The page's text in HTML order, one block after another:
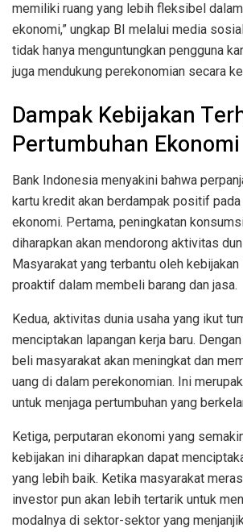
memiliki ruang yang lebih fleksibel
ekonomi,” ungkap BI melalui media
tidak hanya menguntungkan pengguna
juga mendukung perekonomian secara
Dampak Kebijakan
Pertumbuhan Ekonomi
Bank Indonesia menyakini bahwa
kartu kredit akan berdampak positif pada
ekonomi. Pertama, peningkatan
diharapkan akan mendorong aktivitas
Masyarakat yang terbantu oleh kebijakan
proaktif dalam membeli barang dan jasa.
Kedua, aktivitas dunia usaha yang ikut
menciptakan lapangan kerja baru.
beli masyarakat akan meningkat dan
uang di dalam perekonomian. Ini
untuk menjaga pertumbuhan yang
Ketiga, perputaran ekonomi yang
kebijakan ini diharapkan dapat
yang lebih baik. Ketika masyarakat
investor pun akan lebih tertarik untuk
modalnya di sektor-sektor yang